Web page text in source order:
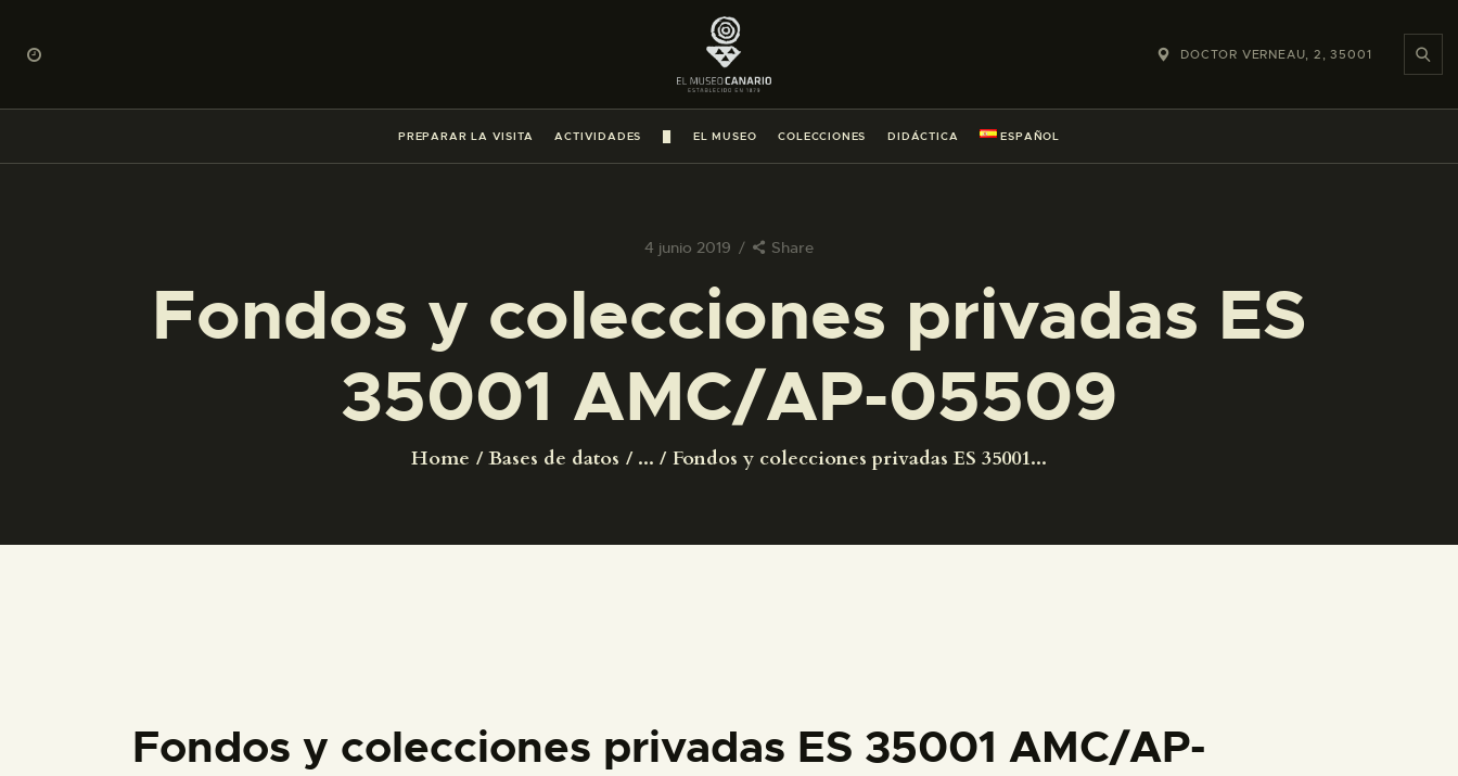
DOCTOR VERNEAU, 2, 35001
PREPARAR LA VISITA ACTIVIDADES EL MUSEO COLECCIONES DIDÁCTICA ESPAÑOL
4 junio 2019 Share
Fondos y colecciones privadas ES
35001 AMC/AP-05509
Home Bases de datos ... Fondos y colecciones privadas ES 35001...
PREPARAR LA VISITA
ACTIVIDADES
█
COLECCIONES
DIDÁCTICA
ESPAÑOL
Fondos y colecciones privadas ES 35001 AMC/AP-